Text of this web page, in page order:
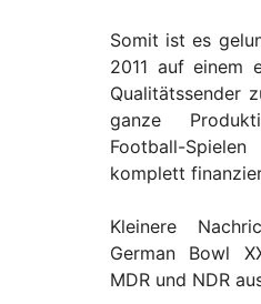
Somit ist es
2011 auf einem
Qualitätssender
ganze
Football-
komplett
Kleinere
German Bowl
MDR und NDR